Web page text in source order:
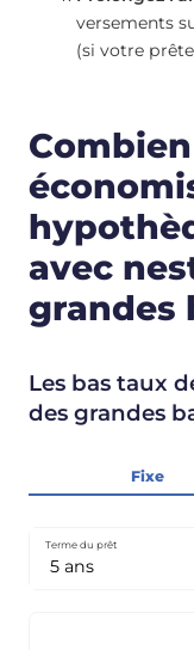
versements
(si votre
avec
grandes
Les bas taux
des grandes
Fixe
Terme du prêt